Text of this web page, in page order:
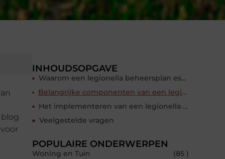
INHOUDSOPGAVE
Waarom een legionella beheersplan essentieel is
Belangrijke componenten van een legionella beheersplan
Het implementeren van een legionella beheersplan
Veelgestelde vragen
POPULAIRE ONDERWERPEN
Woning en Tuin
(85 )